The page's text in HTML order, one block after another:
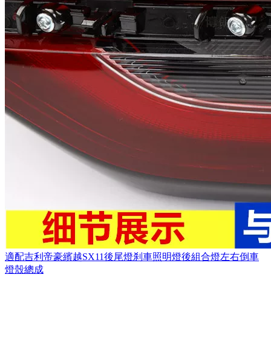
適配吉利帝豪繽越SX11後尾燈刹車照明燈後組合燈左右倒車
燈殼總成